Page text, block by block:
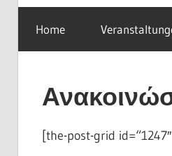
Home
[the-post-grid